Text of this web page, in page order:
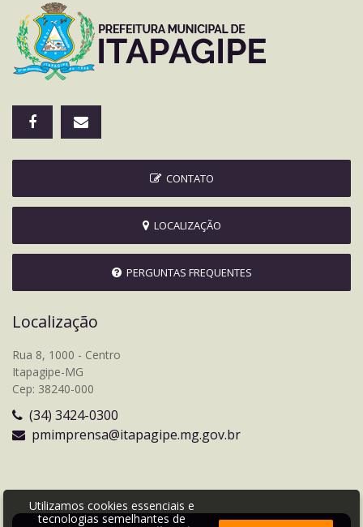
CONTATO
LOCALIZAÇÃO
PERGUNTAS FREQUENTES
Localização
Rua 8, 1000 - Centro
Itapagipe-MG
Cep: 38240-000
(34) 3424-0300
pmimprensa@itapagipe.mg.gov.br
Utilizamos cookies essenciais e
tecnologias semelhantes de